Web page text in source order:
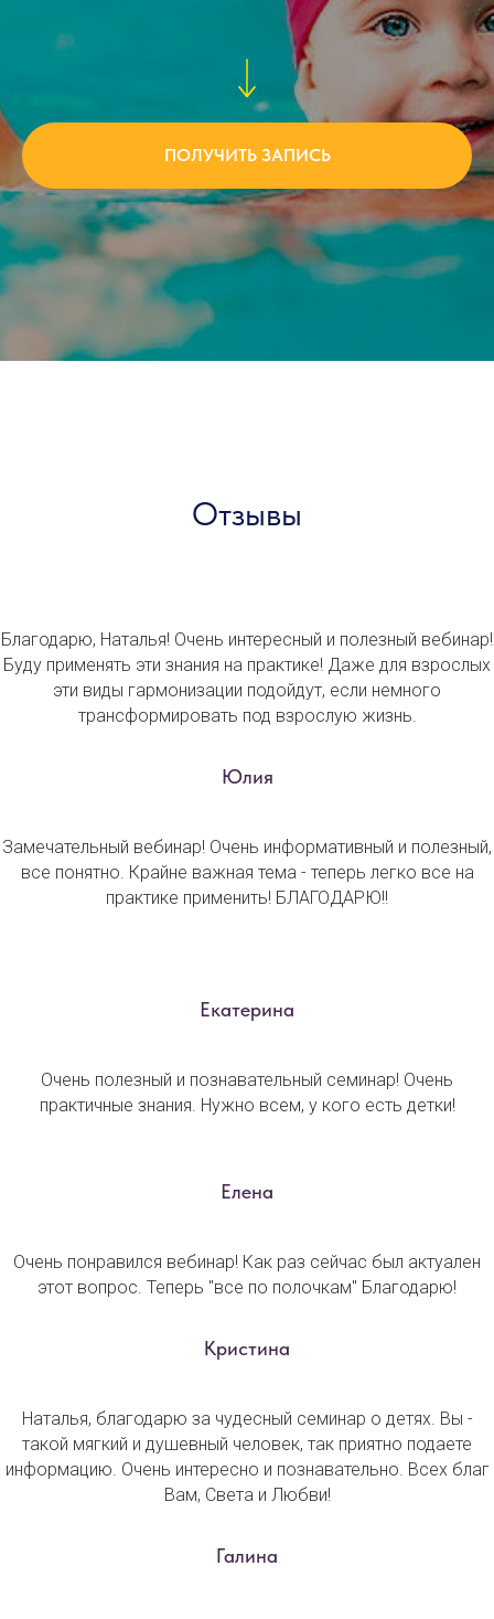
ПОЛУЧИТЬ ЗАПИСЬ
Отзывы
Благодарю, Наталья! Очень интересный и полезный вебинар!
Буду применять эти знания на практике! Даже для взрослых
эти виды гармонизации подойдут, если немного
трансформировать под взрослую жизнь.
Юлия
Замечательный вебинар! Очень информативный и полезный,
все понятно. Крайне важная тема - теперь легко все на
практике применить! БЛАГОДАРЮ!!
Екатерина
Очень полезный и познавательный семинар! Очень
практичные знания. Нужно всем, у кого есть детки!
Елена
Очень понравился вебинар! Как раз сейчас был актуален
этот вопрос. Теперь "все по полочкам" Благодарю!
Кристина
Наталья, благодарю за чудесный семинар о детях. Вы -
такой мягкий и душевный человек, так приятно подаете
информацию. Очень интересно и познавательно. Всех благ
Вам, Света и Любви!
Галина